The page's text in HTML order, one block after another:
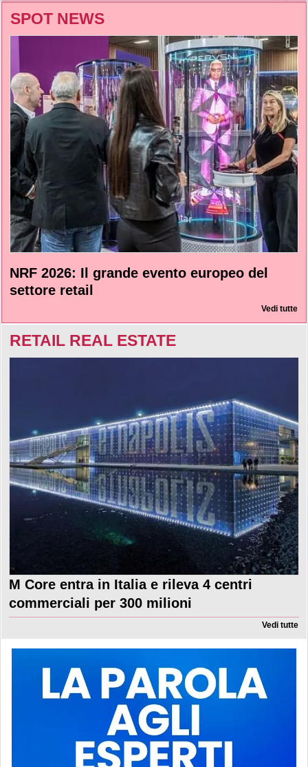
SPOT NEWS
NRF 2026: Il grande evento europeo del
settore retail
Vedi tutte
RETAIL REAL ESTATE
M Core entra in Italia e rileva 4 centri
commerciali per 300 milioni
Vedi tutte